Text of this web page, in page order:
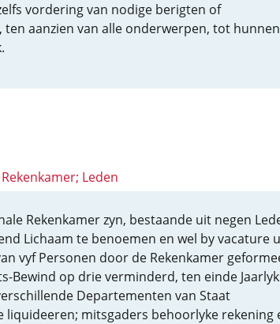
vordering van nodige berigten of
ten aanzien van alle onderwerpen, tot hunnen
Leden
Rekenkamer zyn, bestaande uit negen
Lichaam te benoemen en wel by vacature
vyf Personen door de Rekenkamer
Bewind op drie verminderd, ten einde
Departementen van Staat
liquideeren; mitsgaders behoorlyke rekening